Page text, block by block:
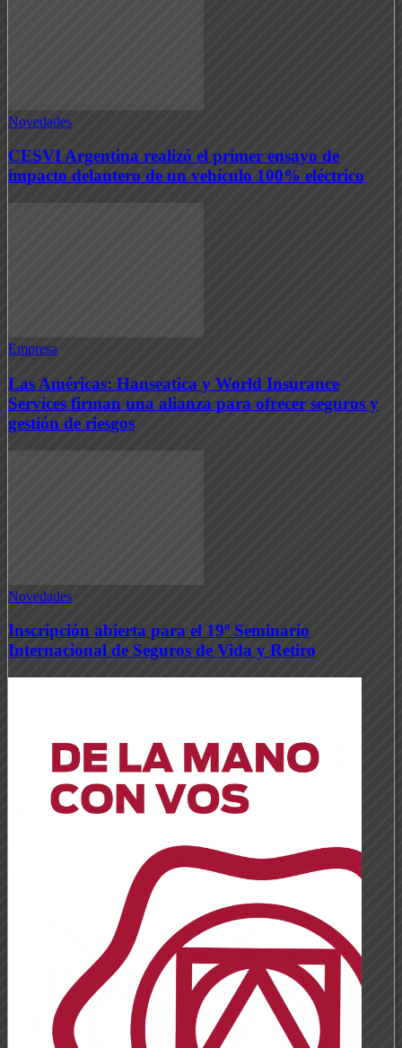
Novedades
CESVI Argentina realizó el primer ensayo de
impacto delantero de un vehículo 100% eléctrico
Empresa
Las Américas: Hanseatica y World Insurance
Services firman una alianza para ofrecer seguros y
gestión de riesgos
Novedades
Inscripción abierta para el 19º Seminario
Internacional de Seguros de Vida y Retiro